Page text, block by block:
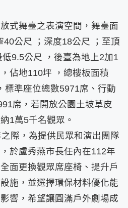
舞臺之表演空間，舞臺面
40公尺 ；深度18公尺 ；至頂
9.5公尺 ，後臺為地上2加1
佔地110坪 ，總樓板面積
標準座位總數5971席、行動
席，若開放公園土坡草皮
1萬5千名觀眾。
，為提供民眾和演出團隊
於盧秀燕市長任內在112年
面更換觀眾席座椅、提升戶
施，並選擇環保材料優化能
響，希望讓圓滿戶外劇場成